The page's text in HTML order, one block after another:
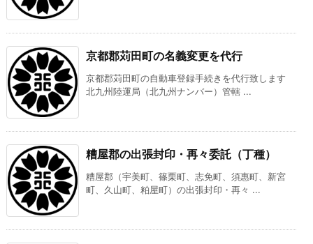
京都郡苅田町の名義変更を代行
京都郡苅田町の自動車登録手続きを代行致します
北九州陸運局（北九州ナンバー）管轄 ...
糟屋郡の出張封印・再々委託（丁種）
糟屋郡（宇美町、篠栗町、志免町、須惠町、新宮
町、久山町、粕屋町）の出張封印・再々 ...